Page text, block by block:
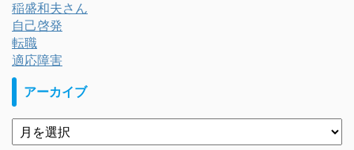
稲盛和夫さん
自己啓発
転職
適応障害
アーカイブ